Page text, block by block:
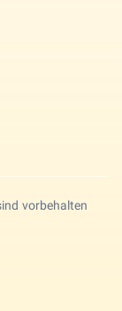
vorbehalten